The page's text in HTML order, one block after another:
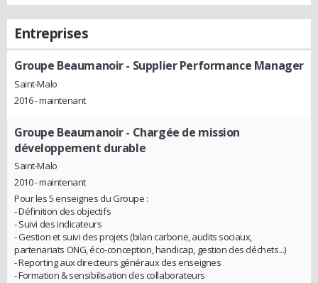
Entreprises
Groupe Beaumanoir- Supplier Performance Manager
Saint-Malo
2016 - maintenant
Groupe Beaumanoir- Chargée de mission
développement durable
Saint-Malo
2010 - maintenant
Pour les 5 enseignes du Groupe :
- Définition des objectifs
- Suivi des indicateurs
- Gestion et suivi des projets (bilan carbone, audits sociaux,
partenariats ONG, éco-conception, handicap, gestion des déchets...)
- Reporting aux directeurs généraux des enseignes
- Formation & sensibilisation des collaborateurs